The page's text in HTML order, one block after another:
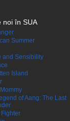
noi în SUA
Summer
and Sensibility
Island
of Aang: The Last